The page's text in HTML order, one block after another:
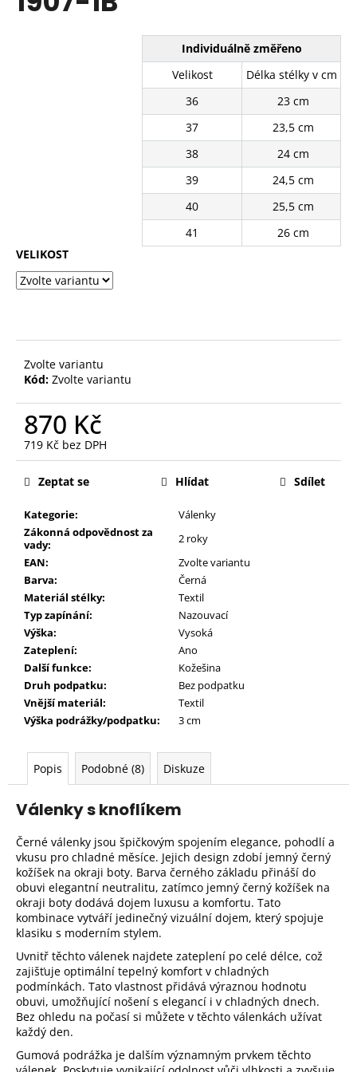
Individuálně změřeno
Velikost
Délka stélky v cm
36
23 cm
37
23,5 cm
38
24 cm
39
24,5 cm
40
25,5 cm
41
26 cm
VELIKOST
Zvolte variantu
Kód: Zvolte variantu
870 Kč
719 Kč bez DPH
Měrná
Kategorie:
Válenky
Zákonná odpovědnost za
vady:
2 roky
EAN:
Zvolte variantu
Barva:
Černá
Materiál stélky:
Textil
Typ zapínání:
Nazouvací
Výška:
Vysoká
Zateplení:
Ano
Další funkce:
Kožešina
Druh podpatku:
Bez podpatku
Vnější materiál:
Textil
Výška podrážky/podpatku:
3 cm
Zeptat se Hlídat Sdílet
Popis Podobné (8) Diskuze
Válenky s knoflíkem
Černé válenky jsou špičkovým spojením elegance, pohodlí a
vkusu pro chladné měsíce. Jejich design zdobí jemný černý
kožíšek na okraji boty. Barva černého základu přináší do
obuvi elegantní neutralitu, zatímco jemný černý kožíšek na
okraji boty dodává dojem luxusu a komfortu. Tato
kombinace vytváří jedinečný vizuální dojem, který spojuje
klasiku s moderním stylem.
Uvnitř těchto válenek najdete zateplení po celé délce, což
zajišťuje optimální tepelný komfort v chladných
podmínkách. Tato vlastnost přidává výraznou hodnotu
obuvi, umožňující nošení s elegancí i v chladných dnech.
Bez ohledu na počasí si můžete v těchto válenkách užívat
každý den.
Gumová podrážka je dalším významným prvkem těchto
610
Kč